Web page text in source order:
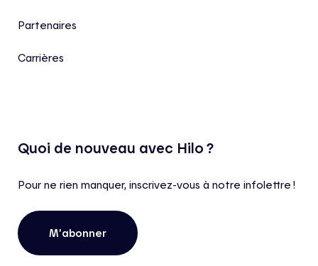
Partenaires
Carrières
Quoi de nouveau avec Hilo ?
Pour ne rien manquer, inscrivez-vous à notre infolettre !
M’abonner